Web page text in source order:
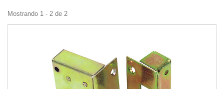
Mostrando 1 - 2 de 2